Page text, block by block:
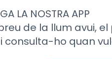
LA NOSTRA APP
de la llum avui,
consulta-ho quan